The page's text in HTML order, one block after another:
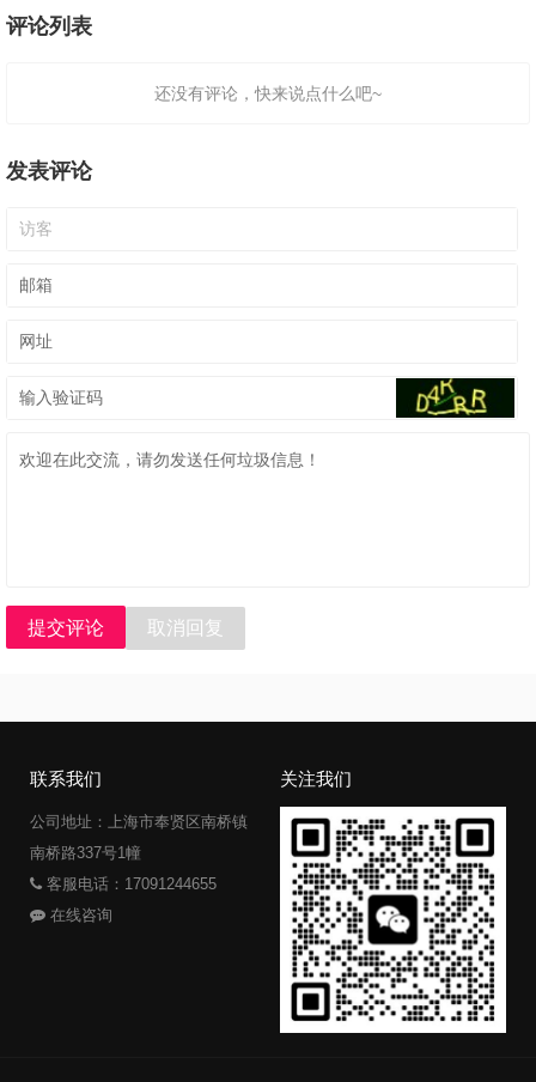
评论列表
还没有评论，快来说点什么吧~
发表评论
提交评论 取消回复
联系我们
公司地址：上海市奉贤区南桥镇
南桥路337号1幢
客服电话：17091244655
在线咨询
关注我们